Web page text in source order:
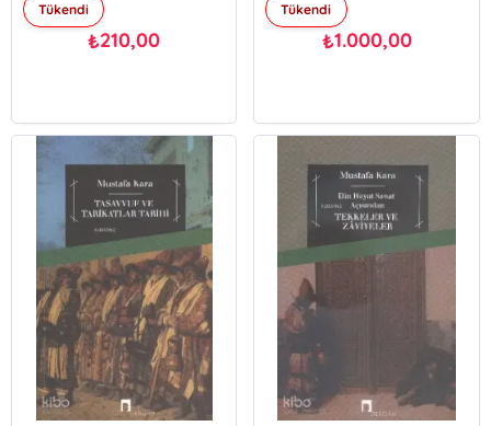
Tükendi
₺210,00
Tükendi
₺1.000,00